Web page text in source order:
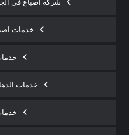
شركة أصباغ في الجميرا
خدمات
خدمات